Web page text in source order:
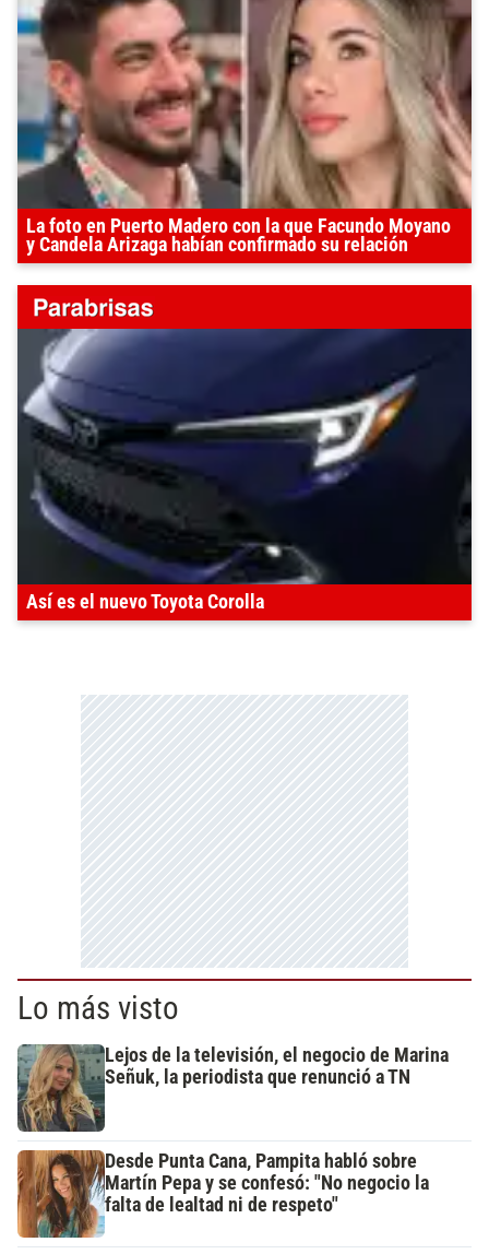
La foto en Puerto Madero con la que Facundo Moyano
y Candela Arizaga habían confirmado su relación
Así es el nuevo Toyota Corolla
Lo más visto
Lejos de la televisión, el negocio de Marina
Señuk, la periodista que renunció a TN
Desde Punta Cana, Pampita habló sobre
Martín Pepa y se confesó: "No negocio la
falta de lealtad ni de respeto"